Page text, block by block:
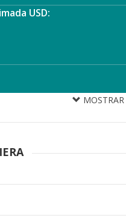
USD: